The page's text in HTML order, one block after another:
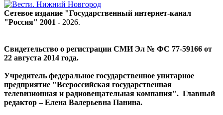
Сетевое издание "Государственный интернет-канал
"Россия" 2001 - 2026.
Свидетельство о регистрации СМИ Эл № ФС 77-59166 от
22 августа 2014 года.
Учредитель федеральное государственное унитарное
предприятие "Всероссийская государственная
телевизионная и радиовещательная компания". Главный
редактор – Елена Валерьевна Панина.